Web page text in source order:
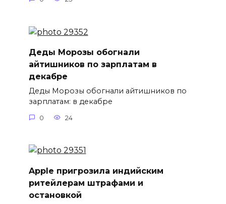
Деды Морозы обогнали
айтишников по зарплатам в
декабре
Деды Морозы обогнали айтишников по
зарплатам: в декабре
0 24
Apple пригрозила индийским
ритейлерам штрафами и
остановкой